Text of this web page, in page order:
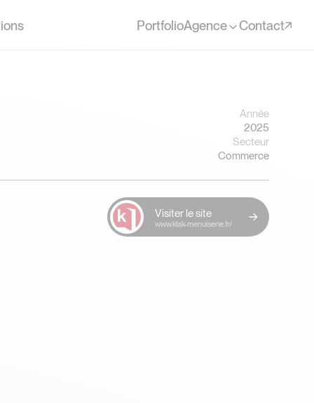
PortfolioAgence Contact
Année
2025
Secteur
Commerce
Visiter le site
www.klak-menuiserie.fr/